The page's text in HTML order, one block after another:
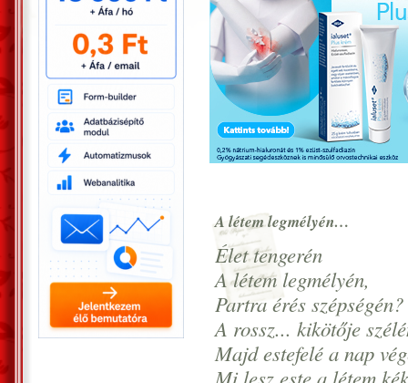
A létem legmélyén…
Élet tengerén
A létem legmélyén,
Partra érés szépségén?
A rossz... kikötője
Majd estefelé a nap
Mi lesz este a létem